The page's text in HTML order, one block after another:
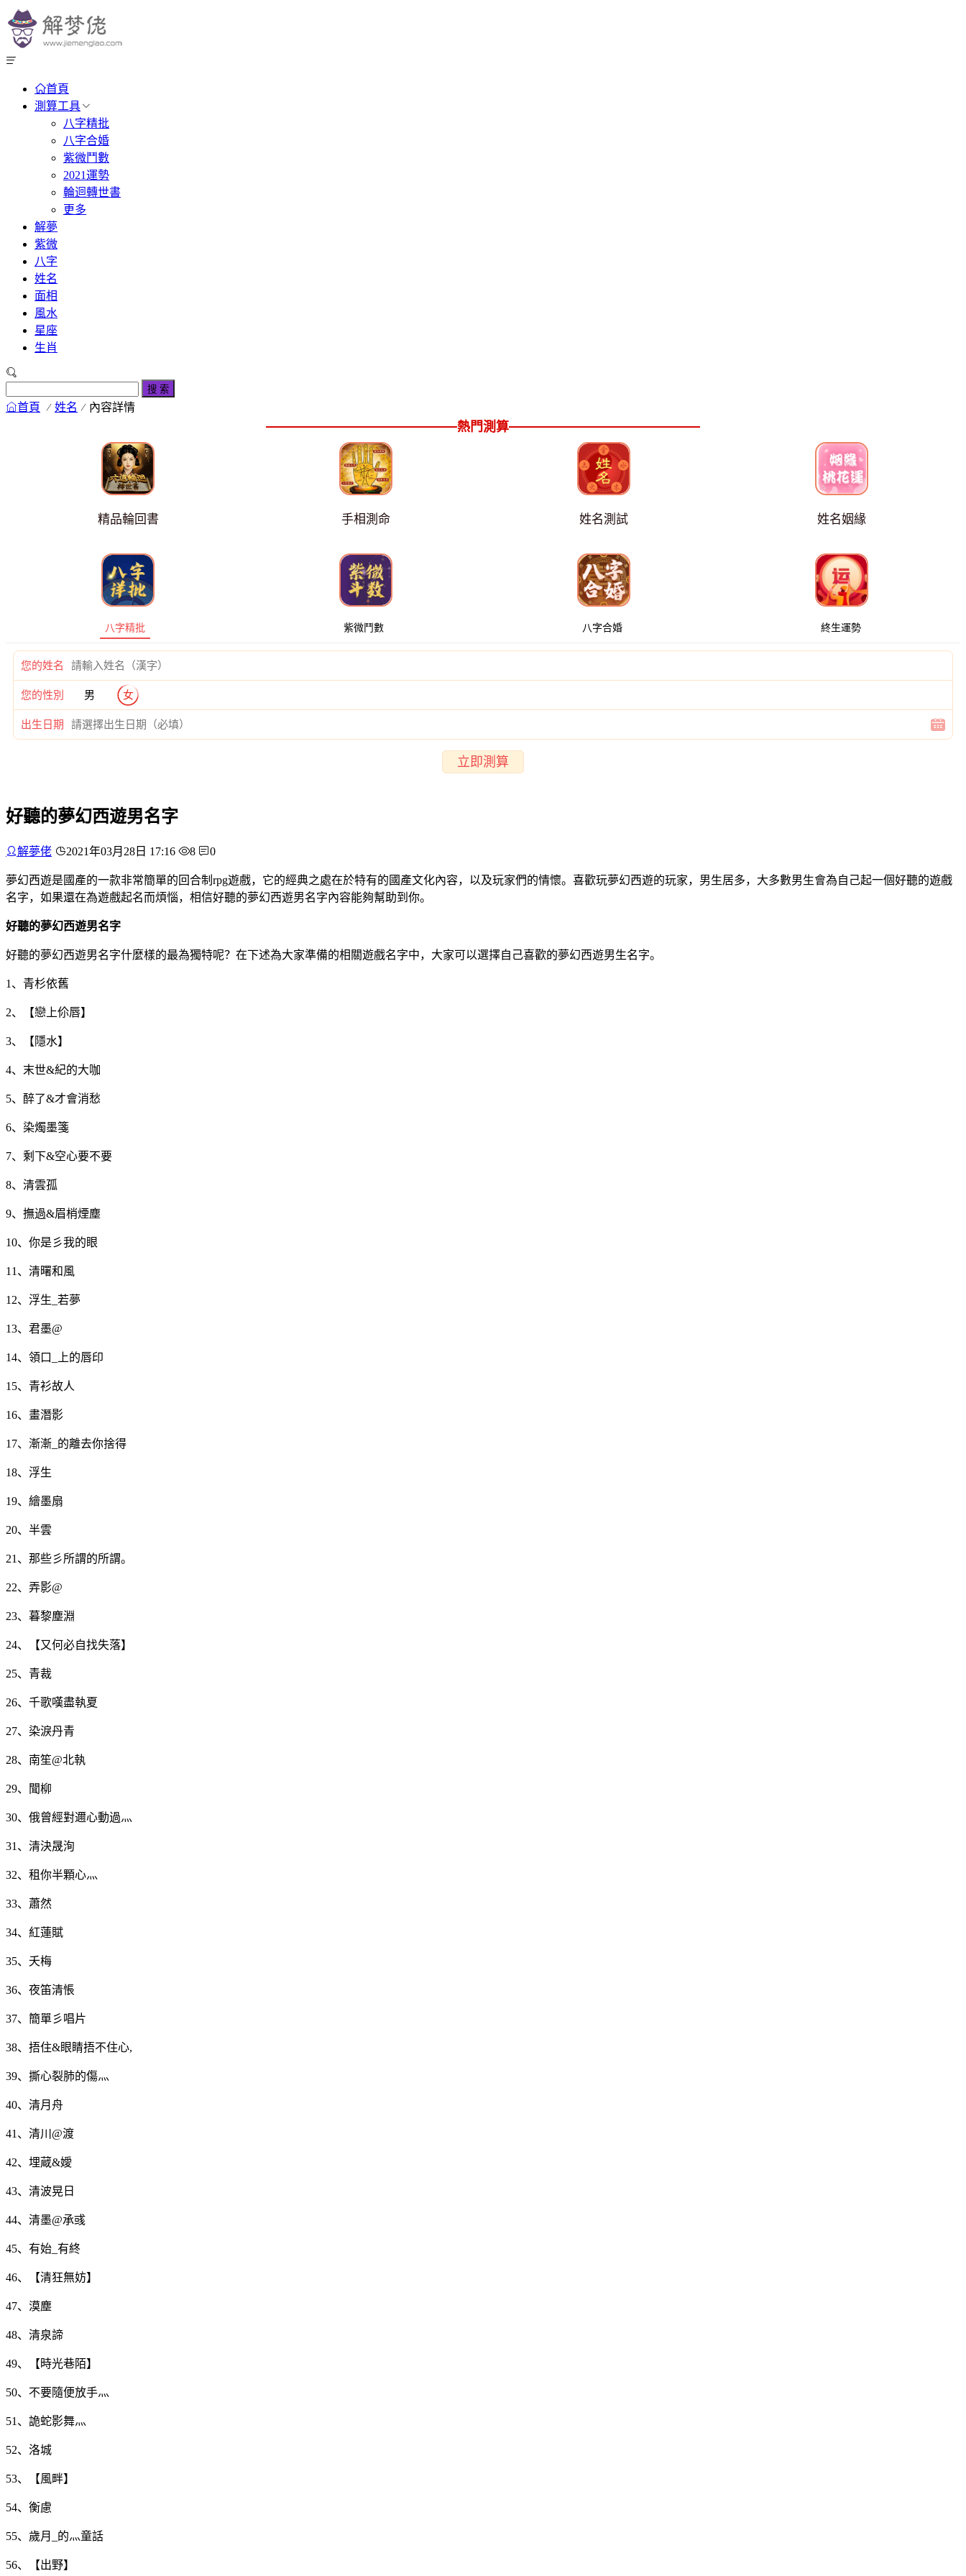
首頁
測算工具
八字精批
八字合婚
紫微鬥數
2021運勢
輪迴轉世書
更多
解夢
紫微
八字
姓名
面相
風水
星座
生肖
搜 索
首頁 姓名 內容詳情
熱門測算
精品輪回書 手相測命 姓名測試 姓名姻緣
八字精批 紫微鬥數 八字合婚 終生運勢
您的姓名
您的性別 男 女
出生日期
立即測算
好聽的夢幻西遊男名字
解夢佬 2021年03月28日 17:16 8 0
夢幻西遊是國產的一款非常簡單的回合制rpg遊戲，它的經典之處在於特有的國產文化內容，以及玩家們的情懷。喜歡玩夢幻西遊的玩家，男生居多，大多數男生會為自己起一個好聽的遊戲
名字，如果還在為遊戲起名而煩惱，相信好聽的夢幻西遊男名字內容能夠幫助到你。
好聽的夢幻西遊男名字
好聽的夢幻西遊男名字什麼樣的最為獨特呢？在下述為大家準備的相關遊戲名字中，大家可以選擇自己喜歡的夢幻西遊男生名字。
1、青杉依舊
2、【戀上伱唇】
3、【隱水】
4、末世&紀的大咖
5、醉了&才會消愁
6、染燭墨箋
7、剩下&空心要不要
8、清雲孤
9、撫過&眉梢煙塵
10、你是彡我的眼
11、清曙和風
12、浮生_若夢
13、君墨@
14、領口_上的唇印
15、青衫故人
16、畫潛影
17、漸漸_的離去你捨得
18、浮生
19、繪墨扇
20、半雲
21、那些彡所謂的所謂。
22、弄影@
23、暮黎塵淵
24、【又何必自找失落】
25、青裁
26、千歌嘆盡執夏
27、染淚丹青
28、南笙@北執
29、聞柳
30、俄曾經對邇心動過灬
31、清決晟洵
32、租你半顆心灬
33、蕭然
34、紅蓮賦
35、夭梅
36、夜笛清悵
37、簡單彡唱片
38、捂住&眼睛捂不住心,
39、撕心裂肺的傷灬
40、清月舟
41、清川@渡
42、埋蔵&嬡
43、清波晃日
44、清墨@承彧
45、有始_有終
46、【清狂無妨】
47、漠塵
48、清泉諦
49、【時光巷陌】
50、不要隨便放手灬
51、詭蛇影舞灬
52、洛城
53、【風畔】
54、衡慮
55、歲月_的灬童話
56、【出野】